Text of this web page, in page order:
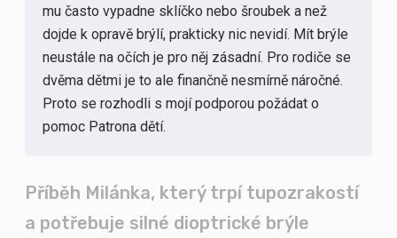
mu často vypadne sklíčko nebo šroubek a než
dojde k opravě brýlí, prakticky nic nevidí. Mít brýle
neustále na očích je pro něj zásadní. Pro rodiče se
dvěma dětmi je to ale finančně nesmírně náročné.
Proto se rozhodli s mojí podporou požádat o
pomoc Patrona dětí.
Příběh Milánka, který trpí tupozrakostí
a potřebuje silné dioptrické brýle